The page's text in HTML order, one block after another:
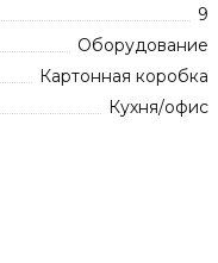
9
Оборудование
Картонная коробка
Кухня/офис